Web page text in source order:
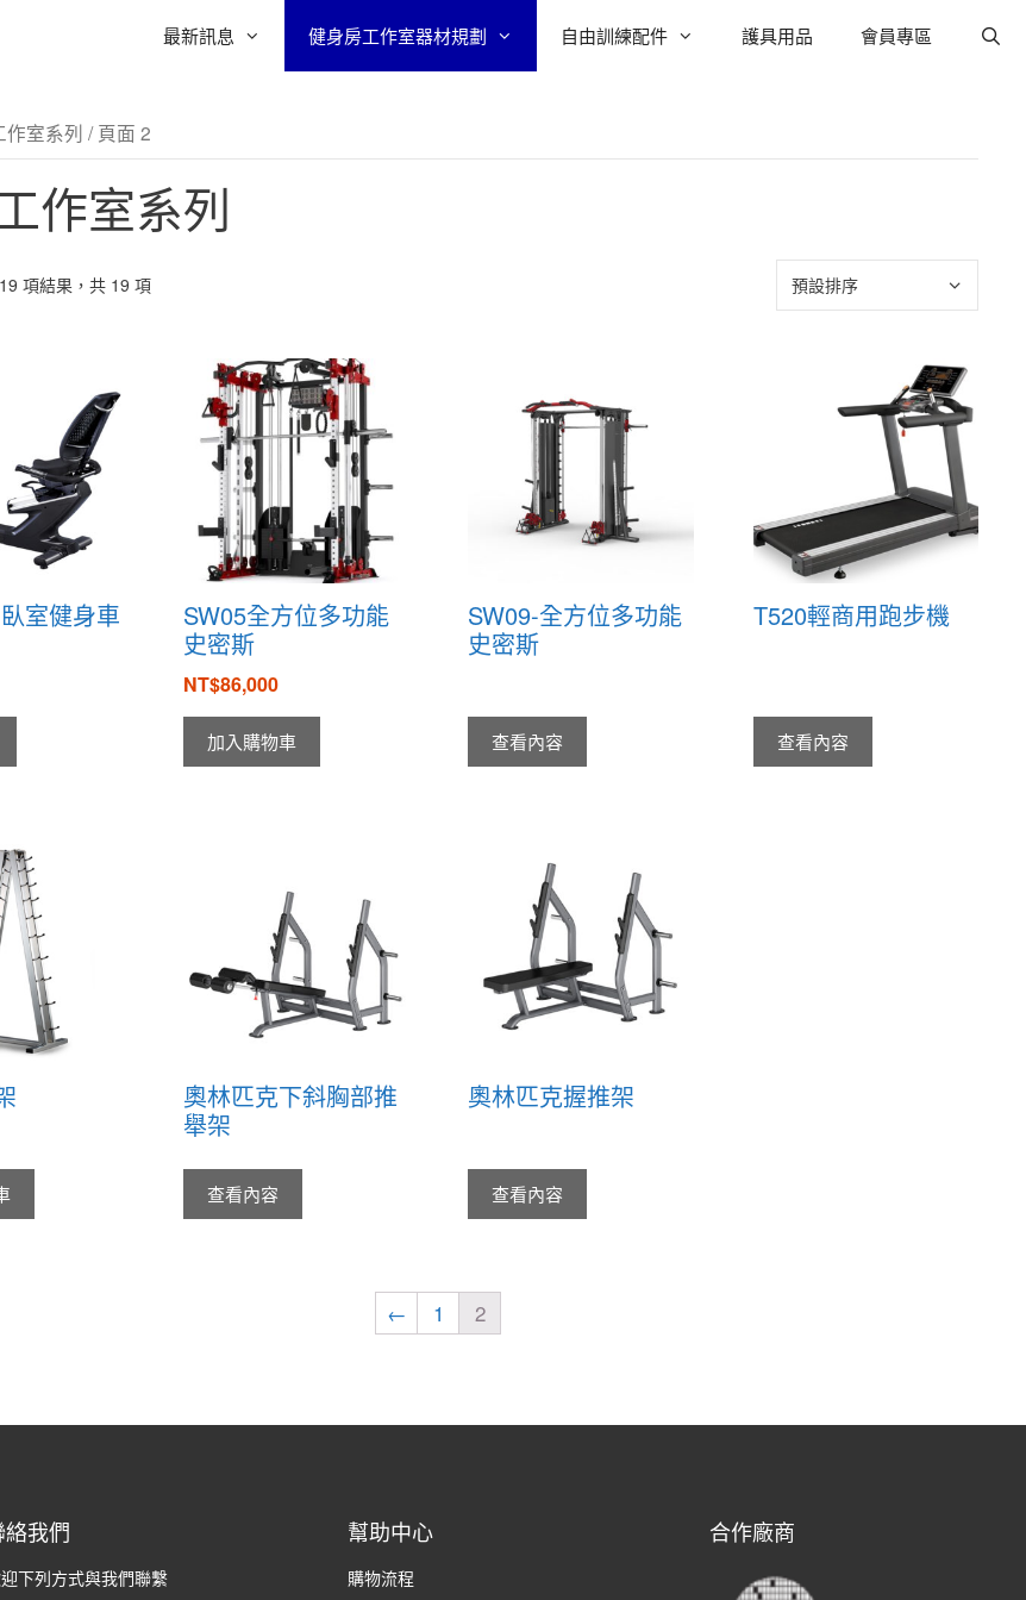
最新訊息 健身房工作室器材規劃 自由訓練配件 護具用品 會員專區
作室系列 / 頁面 2
作室系列
項結果，共 19 項
室健身車
SW05全方位多功能
史密斯
NT$86,000
加入購物車
SW09-全方位多功能
史密斯
查看內容
T520輕商用跑步機
查看內容
奧林匹克下斜胸部推
舉架
查看內容
奧林匹克握推架
查看內容
← 1 2
絡我們
下列方式與我們聯繫
幫助中心
購物流程
合作廠商